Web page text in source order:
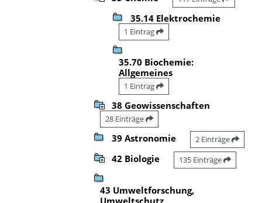
35.14 Elektrochemie
1 Eintrag
35.70 Biochemie:
Allgemeines
1 Eintrag
38 Geowissenschaften
28 Einträge
39 Astronomie 2 Einträge
42 Biologie 135 Einträge
43 Umweltforschung,
Umweltschutz